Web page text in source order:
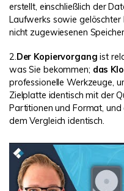
erstellt, einschließlich der
Laufwerks sowie
nicht zugewiesenen
2.Der Kopiervorgang ist
was Sie bekommen; das
professionelle Werkzeuge,
Zielplatte identisch mit der
Partitionen und Format,
dem Vergleich identisch.